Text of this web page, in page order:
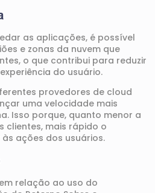
as aplicações, é possível
e zonas da nuvem que
o que contribui para reduzir
do usuário.
provedores de cloud
uma velocidade mais
Isso porque, quanto menor a
clientes, mais rápido o
ações dos usuários.
relação ao uso do